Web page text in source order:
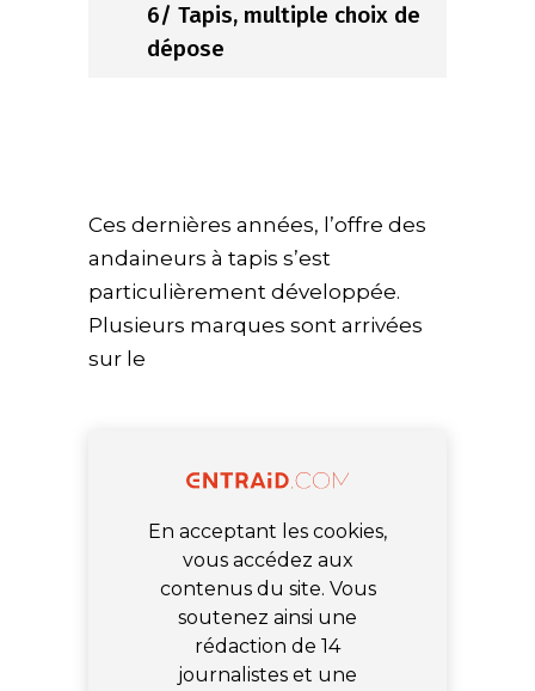
6/ Tapis, multiple choix de
dépose
Ces dernières années, l’offre des
andaineurs à tapis s’est
particulièrement développée.
Plusieurs marques sont arrivées
sur le
En acceptant les cookies,
vous accédez aux
contenus du site. Vous
soutenez ainsi une
rédaction de 14
journalistes et une